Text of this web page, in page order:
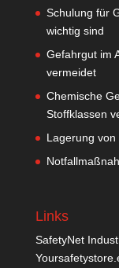
Schulung für
wichtig sind
Gefahrgut im
vermeidet
Chemische
Stoffklassen
Lagerung
Links
SafetyNet